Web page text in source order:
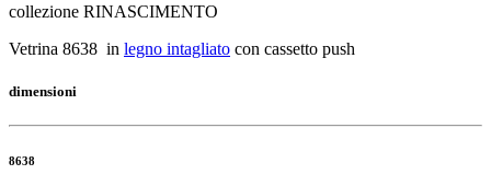
collezione RINASCIMENTO
Vetrina 8638 in legno intagliato con cassetto push
dimensioni
8638